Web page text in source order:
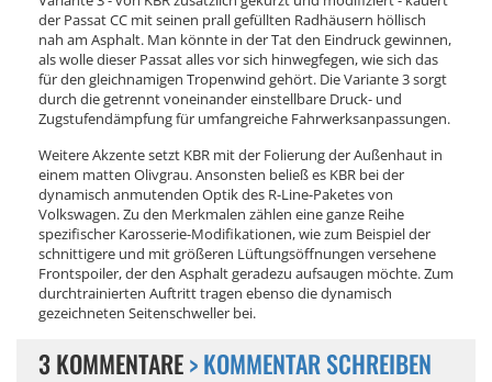
der Passat CC mit seinen prall gefüllten Radhäusern höllisch
nah am Asphalt. Man könnte in der Tat den Eindruck gewinnen,
als wolle dieser Passat alles vor sich hinwegfegen, wie sich das
für den gleichnamigen Tropenwind gehört. Die Variante 3 sorgt
durch die getrennt voneinander einstellbare Druck- und
Zugstufendämpfung für umfangreiche Fahrwerksanpassungen.
Weitere Akzente setzt KBR mit der Folierung der Außenhaut in
einem matten Olivgrau. Ansonsten beließ es KBR bei der
dynamisch anmutenden Optik des R-Line-Paketes von
Volkswagen. Zu den Merkmalen zählen eine ganze Reihe
spezifischer Karosserie-Modifikationen, wie zum Beispiel der
schnittigere und mit größeren Lüftungsöffnungen versehene
Frontspoiler, der den Asphalt geradezu aufsaugen möchte. Zum
durchtrainierten Auftritt tragen ebenso die dynamisch
gezeichneten Seitenschweller bei.
3 KOMMENTARE> KOMMENTAR SCHREIBEN